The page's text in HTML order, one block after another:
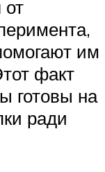
от
им
факт
готовы на
ради